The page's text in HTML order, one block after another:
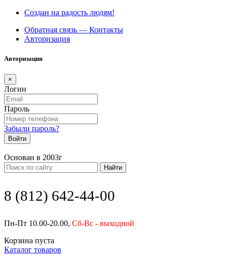
Создан на радость людям!
Обратная связь — Контакты
Авторизация
Авторизация
×
Логин
Пароль
Забыли пароль?
Войти
Основан в 2003г
Найти
8 (812) 642-44-00
Пн-Пт 10.00-20.00, Сб-Вс - выходной
Корзина пуста
Каталог товаров